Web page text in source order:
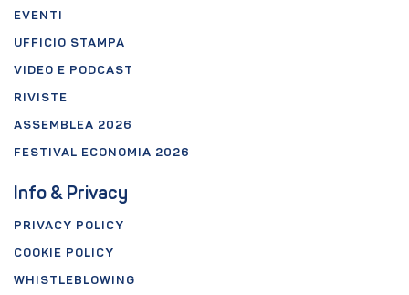
EVENTI
UFFICIO STAMPA
VIDEO E PODCAST
RIVISTE
ASSEMBLEA 2026
FESTIVAL ECONOMIA 2026
Info & Privacy
PRIVACY POLICY
COOKIE POLICY
WHISTLEBLOWING